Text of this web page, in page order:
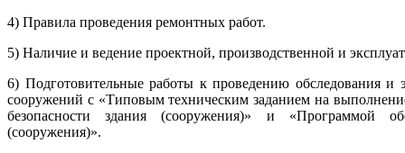
4) Правила проведения ремонтных работ.
5) Наличие и ведение проектной, производственной и
6) Подготовительные работы к проведению обследования
сооружений с «Типовым техническим заданием на
безопасности здания (сооружения)» и «Программой
(сооружения)».